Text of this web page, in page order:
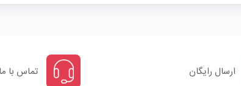
ارسال رایگان تماس با ما